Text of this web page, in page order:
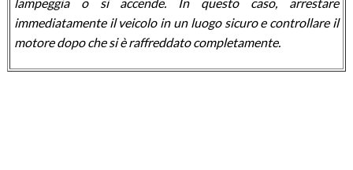
immediatamente il veicolo in un luogo sicuro e controllare il
motore dopo che si è raffreddato completamente.